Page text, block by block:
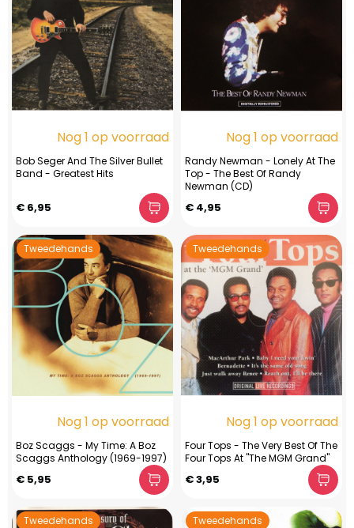
Nog 1 op voorraad
Bob Seger And The Silver Bullet
Band - Greatest Hits
€ 6,95
Nog 1 op voorraad
Randy Newman - Lonely At The
Top - The Best Of Randy
Newman (CD)
€ 4,95
Tweedehands
Nog 1 op voorraad
Boz Scaggs - My Time: A Boz
Scaggs Anthology (1969-1997)
€ 5,95
Tweedehands
Nog 1 op voorraad
Four Tops - The Very Best Of The
Four Tops At "The MGM Grand"
€ 3,95
Tweedehands Tweedehands